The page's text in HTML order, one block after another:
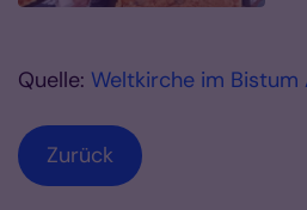
Quelle: Weltkirche im Bistum
Zurück